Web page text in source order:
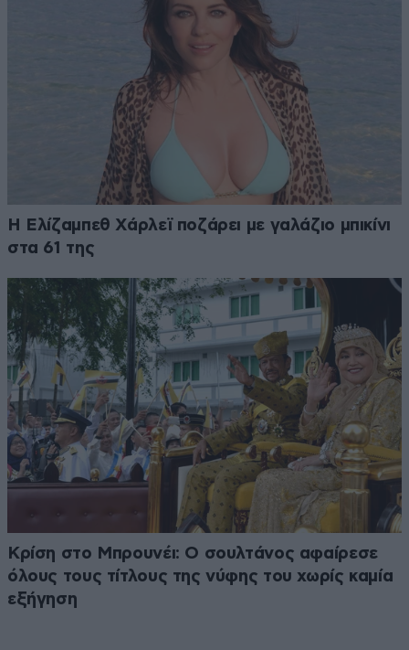
Η Ελίζαμπεθ Χάρλεϊ ποζάρει με γαλάζιο μπικίνι
στα 61 της
Κρίση στο Μπρουνέι: Ο σουλτάνος αφαίρεσε
όλους τους τίτλους της νύφης του χωρίς καμία
εξήγηση